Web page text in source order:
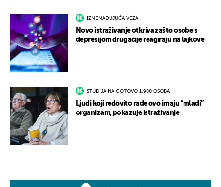
IZNENAĐUJUĆA VEZA
Novo istraživanje otkriva zašto osobe s
depresijom drugačije reagiraju na lajkove
STUDIJA NA GOTOVO 1.900 OSOBA
Ljudi koji redovito rade ovo imaju “mlađi”
organizam, pokazuje istraživanje